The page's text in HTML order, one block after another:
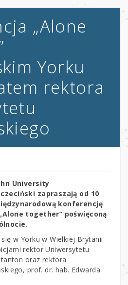
„Alone
Yorku
rektora
University
zapraszają od 10
konferencję
together” poświęconą
w Yorku w Wielkiej Brytanii
rektor Uniwersytetu
oraz rektora
prof. dr. hab. Edwarda